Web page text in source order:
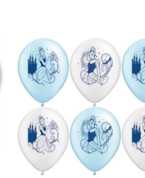
510,00RSD
1.680,00RSD